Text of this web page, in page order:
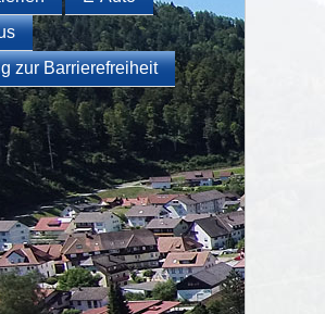
zur Barrierefreiheit